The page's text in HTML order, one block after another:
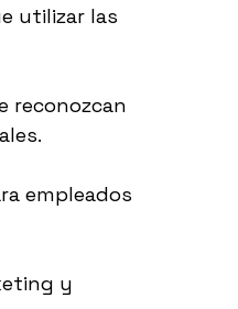
utilizar las
reconozcan
empleados
y